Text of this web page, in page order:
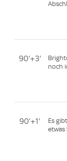
90'+3'
noch
90'+1'
Es